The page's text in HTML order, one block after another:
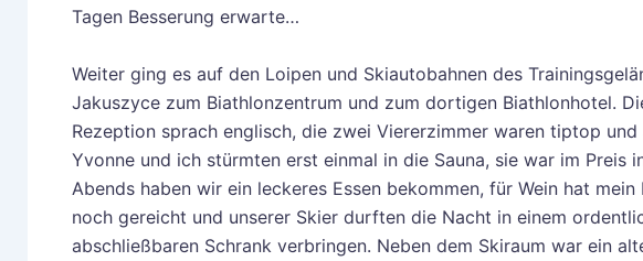
Tagen Besserung erwarte…
Weiter ging es auf den Loipen und Skiautobahnen des
Jakuszyce zum Biathlonzentrum und zum dortigen Biathlonhotel.
Rezeption sprach englisch, die zwei Viererzimmer waren tiptop
Yvonne und ich stürmten erst einmal in die Sauna, sie war im Preis
Abends haben wir ein leckeres Essen bekommen, für Wein hat mein
noch gereicht und unserer Skier durften die Nacht in einem
abschließbaren Schrank verbringen. Neben dem Skiraum war ein